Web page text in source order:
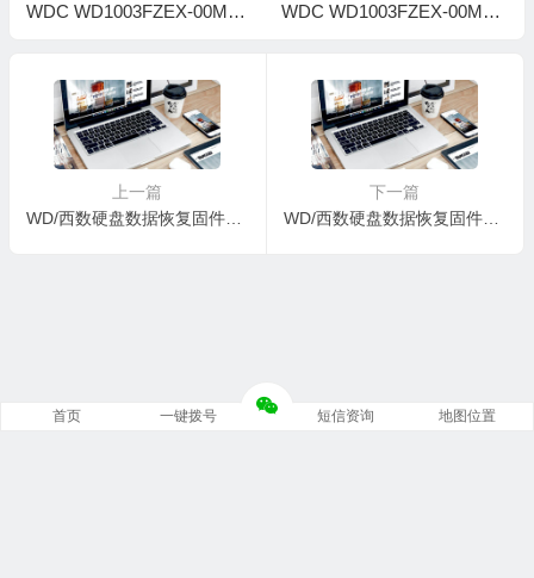
WDC WD1003FZEX-00MK2
WDC WD1003FZEX-00MK2
上一篇
WD/西数硬盘数据恢复固件WDC WD10EZEX-00M2NA0-01-01A01-WD-WMC3F1168381-0006001T-1578
下一篇
WD/西数硬盘数据恢复固件WDC WD10EZEX-08M2NA0-01.01A01-WD-WCC3F1741236-00060028-1578
首页 一键拨号 短信资询 地图位置